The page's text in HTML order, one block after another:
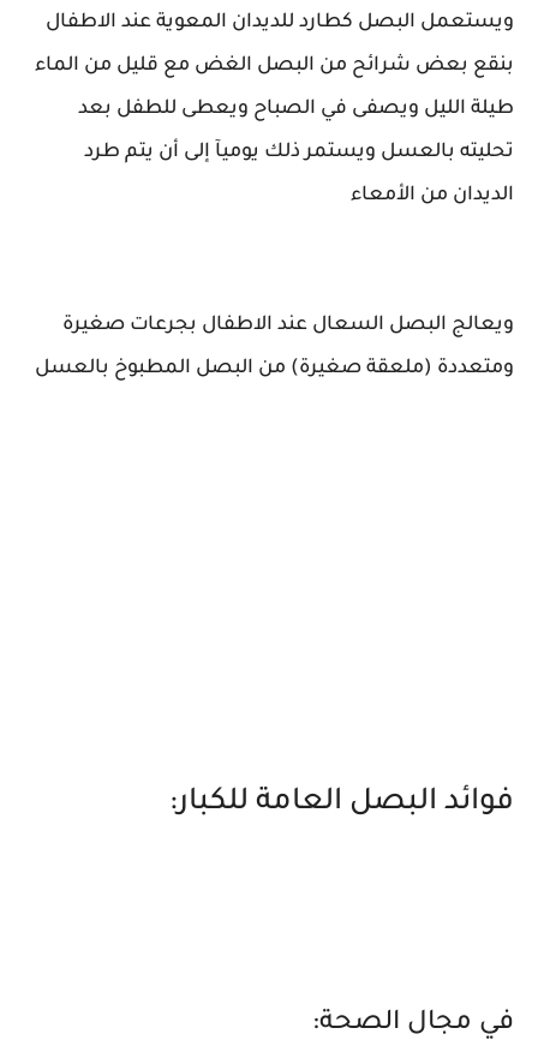
ويستعمل البصل كطارد للديدان المعوية عند الاطفال
بنقع بعض شرائح من البصل الغض مع قليل من الماء
طيلة الليل ويصفى في الصباح ويعطى للطفل بعد
تحليته بالعسل ويستمر ذلك يوميآ إلى أن يتم طرد
الديدان من الأمعاء
ويعالج البصل السعال عند الاطفال بجرعات صغيرة
ومتعددة (ملعقة صغيرة) من البصل المطبوخ بالعسل
فوائد البصل العامة للكبار:
في مجال الصحة: